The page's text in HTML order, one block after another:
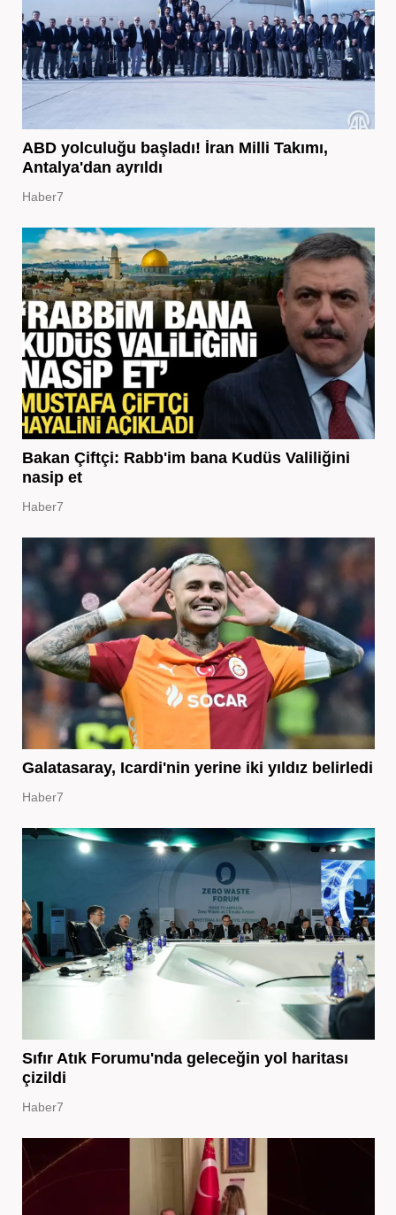
ABD yolculuğu başladı! İran Milli Takımı,
Antalya'dan ayrıldı
Haber7
Bakan Çiftçi: Rabb'im bana Kudüs Valiliğini
nasip et
Haber7
Galatasaray, Icardi'nin yerine iki yıldız belirledi
Haber7
Sıfır Atık Forumu'nda geleceğin yol haritası
çizildi
Haber7